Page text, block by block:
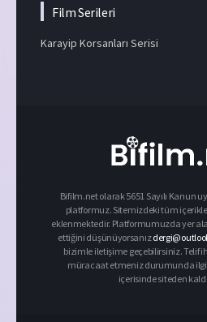
Film Serileri
Karayip Korsanları Serisi
Bifilm.net olarak 5651 Sayılı Kanun
platformuz. Sitemizdeki tüm
eklenmektedir. Platformumuzda yer
ettiğini düşünüyorsanız
bizimle iletişime geçebilirsiniz. Telif
müracaat etmeniz durumunda
içerisinde siteden